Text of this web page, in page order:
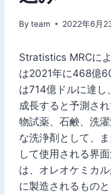
By team 2022年6月
Stratistics MRCに
は2021年に468億
は714億ドルに達し
成長すると予測さ
物試薬、石鹸、洗
な洗浄剤として、
して使用される界
は、オレオケミカ
に製造されるもの